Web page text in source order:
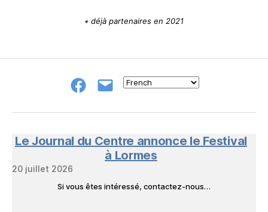
* déjà partenaires en 2021
Groupe
NeL
E-
à
Livres
Le Journal du Centre annonce le Festival
à Lormes
20 juillet 2026
Si vous êtes intéressé, contactez-nous…